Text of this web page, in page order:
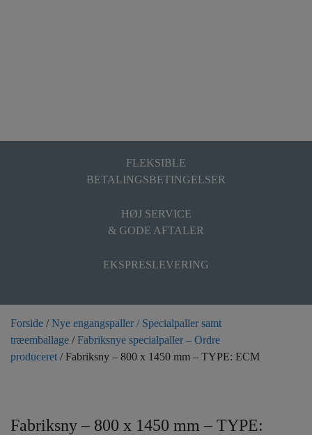
FLEKSIBLE
BETALINGSBETINGELSER
HØJ SERVICE
& GODE AFTALER
EKSPRESLEVERING
Forside /Nye engangspaller / Specialpaller samt
træemballage /Fabriksnye specialpaller – Ordre
produceret / Fabriksny – 800 x 1450 mm – TYPE: ECM
Fabriksny – 800 x 1450 mm – TYPE: